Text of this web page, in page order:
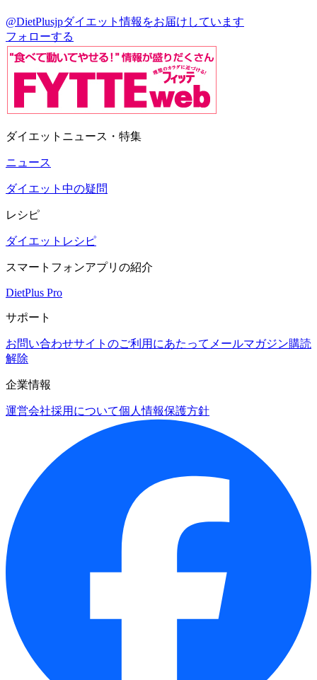
@DietPlusjpダイエット情報をお届けしています
フォローする
ダイエットニュース・特集
ニュース
ダイエット中の疑問
レシピ
ダイエットレシピ
スマートフォンアプリの紹介
DietPlus Pro
サポート
お問い合わせサイトのご利用にあたって メールマガジン購読
解除
企業情報
運営会社採用について個人情報保護方針